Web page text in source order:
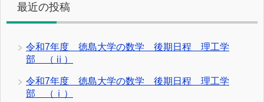
最近の投稿
令和7年度 徳島大学の数学 後期日程 理工学
部 （ⅱ）
令和7年度 徳島大学の数学 後期日程 理工学
部 （ⅰ）